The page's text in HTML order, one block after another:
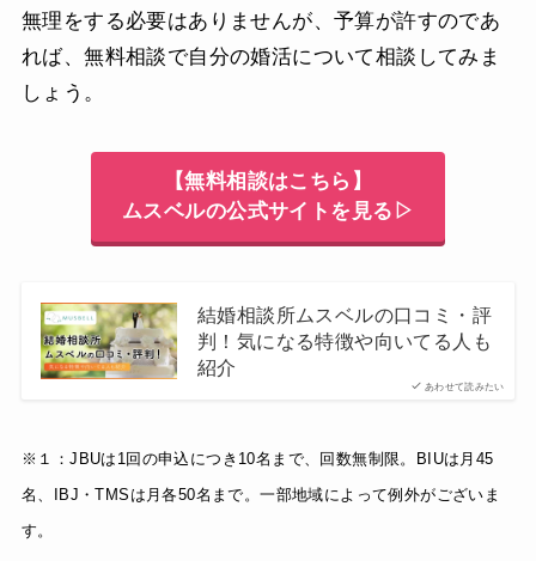
無理をする必要はありませんが、予算が許すのであ
れば、無料相談で自分の婚活について相談してみま
しょう。
【無料相談はこちら】
ムスベルの公式サイトを見る▷
あわせて読みたい
結婚相談所ムスベルの口コミ・評
判！気になる特徴や向いてる人も
紹介
※１：JBUは1回の申込につき10名まで、回数無制限。BIUは月45
名、IBJ・TMSは月各50名まで。一部地域によって例外がございま
す。